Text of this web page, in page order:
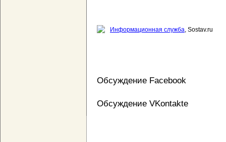
Информационная служба, Sostav.ru
Обсуждение Facebook
Обсуждение VKontakte